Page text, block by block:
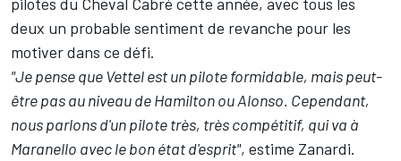
deux un probable sentiment de revanche pour les
motiver dans ce défi.
"Je pense que Vettel est un pilote formidable, mais peut-
être pas au niveau de Hamilton ou Alonso. Cependant,
nous parlons d'un pilote très, très compétitif, qui va à
Maranello avec le bon état d'esprit", estime Zanardi.